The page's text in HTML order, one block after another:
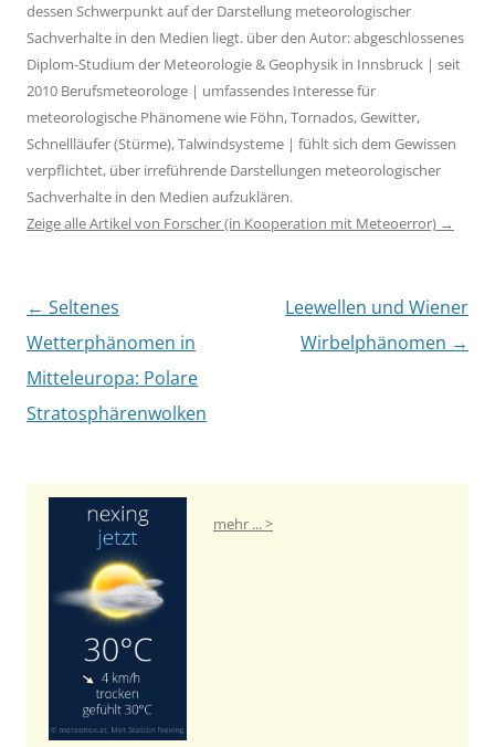
dessen Schwerpunkt auf der Darstellung meteorologischer
Sachverhalte in den Medien liegt. über den Autor: abgeschlossenes
Diplom-Studium der Meteorologie & Geophysik in Innsbruck | seit
2010 Berufsmeteorologe | umfassendes Interesse für
meteorologische Phänomene wie Föhn, Tornados, Gewitter,
Schnellläufer (Stürme), Talwindsysteme | fühlt sich dem Gewissen
verpflichtet, über irreführende Darstellungen meteorologischer
Sachverhalte in den Medien aufzuklären.
Zeige alle Artikel von Forscher (in Kooperation mit Meteoerror) →
Artikel-Navigation
← Seltenes
Wetterphänomen in
Mitteleuropa: Polare
Stratosphärenwolken
Leewellen und Wiener
Wirbelphänomen →
mehr ... >